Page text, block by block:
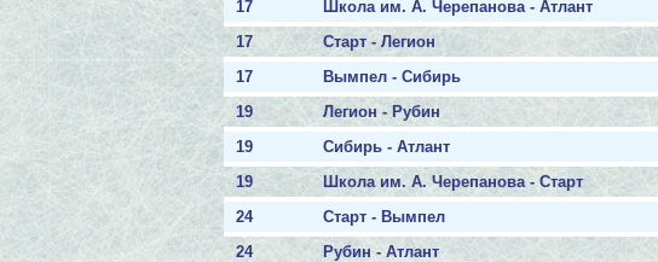
17 Школа им. А. Черепанова - Атлант
17 Старт - Легион
17 Вымпел - Сибирь
19 Легион - Рубин
19 Сибирь - Атлант
19 Школа им. А. Черепанова - Старт
24 Старт - Вымпел
24 Рубин - Атлант